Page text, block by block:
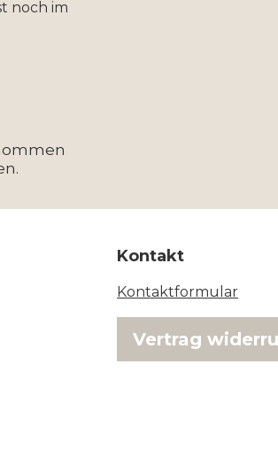
noch im
Kontakt
Kontaktformular
Vertrag